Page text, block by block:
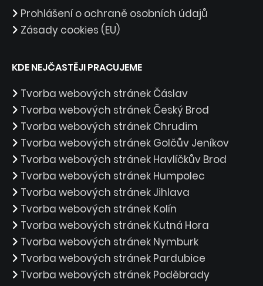
Prohlášení o ochraně osobních údajů
Zásady cookies (EU)
KDE NEJČASTĚJI PRACUJEME
Tvorba webových stránek Čáslav
Tvorba webových stránek Český Brod
Tvorba webových stránek Chrudim
Tvorba webových stránek Golčův Jeníkov
Tvorba webových stránek Havlíčkův Brod
Tvorba webových stránek Humpolec
Tvorba webových stránek Jihlava
Tvorba webových stránek Kolín
Tvorba webových stránek Kutná Hora
Tvorba webových stránek Nymburk
Tvorba webových stránek Pardubice
Tvorba webových stránek Poděbrady